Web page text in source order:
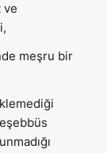
ve
meşru bir